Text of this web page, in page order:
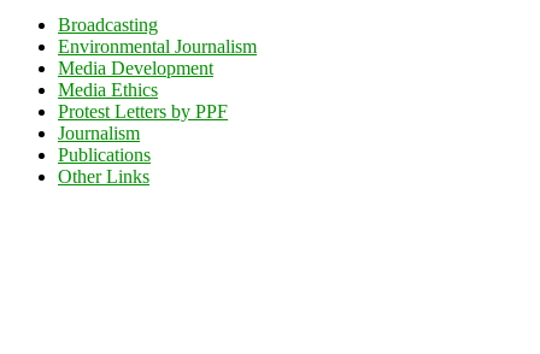
Broadcasting
Environmental Journalism
Media Development
Media Ethics
Protest Letters by PPF
Journalism
Publications
Other Links